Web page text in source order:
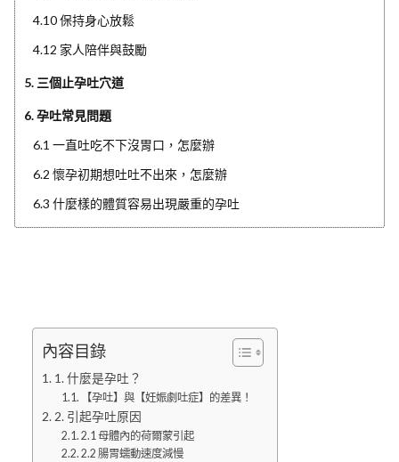
4.10 保持身心放鬆
4.12 家人陪伴與鼓勵
5. 三個止孕吐穴道
6. 孕吐常見問題
6.1 一直吐吃不下沒胃口，怎麼辦
6.2 懷孕初期想吐吐不出來，怎麼辦
6.3 什麼樣的體質容易出現嚴重的孕吐
內容目錄
1. 什麼是孕吐？
【孕吐】與【妊娠劇吐症】的差異！
2. 引起孕吐原因
2.1 母體內的荷爾蒙引起
2.2 腸胃蠕動速度減慢